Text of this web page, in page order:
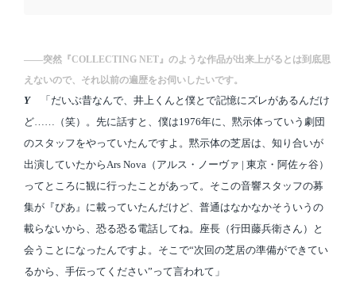
――突然『COLLECTING NET』のような作品が出来上がるとは到底思
えないので、それ以前の遍歴をお伺いしたいです。
Y「だいぶ昔なんで、井上くんと僕とで記憶にズレがあるんだけ
ど……（笑）。先に話すと、僕は1976年に、黙示体っていう劇団
のスタッフをやっていたんですよ。黙示体の芝居は、知り合いが
出演していたからArs Nova（アルス・ノーヴァ | 東京・阿佐ヶ谷）
ってところに観に行ったことがあって。そこの音響スタッフの募
集が『ぴあ』に載っていたんだけど、普通はなかなかそういうの
載らないから、恐る恐る電話してね。座長（行田藤兵衛さん）と
会うことになったんですよ。そこで“次回の芝居の準備ができてい
るから、手伝ってください”って言われて」